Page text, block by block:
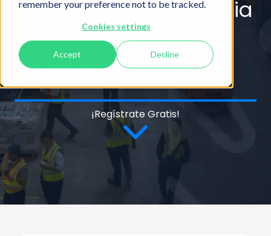
remember your preference not to be tracked.
Cookies settings
Accept Decline
fricción:La experiencia
de cliente como
ventaja competitiva
¡Regístrate Gratis!